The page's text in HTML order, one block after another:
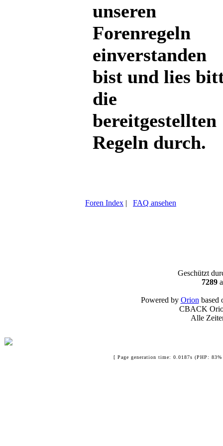
unseren
Forenregeln
einverstanden
bist und lies
die
bereitgestellten
Regeln durch.
Foren Index | FAQ ansehen
Geschützt
7289
Powered by Orion based
CBACK
Alle
[ Page generation time: 0.0187s (PHP: